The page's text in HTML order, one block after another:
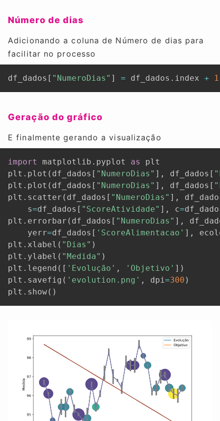
Número de dias
Adicionando a coluna de Número de dias para
facilitar no processo
df_dados [ "NumeroDias" ] = df_dados . index + 1
Geração do gráfico
E finalmente gerando a visualização
import matplotlib . pyplot as
plt
plt . plot ( df_dados [ "NumeroDias" ] , df_dados [
plt . plot ( df_dados [ "NumeroDias" ] , df_dados [
plt . scatter ( df_dados [ "NumeroDias" ] ,
    s
=df_dados [ "ScoreAtividade" ] , c=
plt . errorbar ( df_dados [ "NumeroDias" ] ,
    yerr
=df_dados [ 'ScoreAlimentacao' ] ,
plt . xlabel ( "Dias" )
plt . ylabel ( "Medida" )
plt . legend ( [ 'Evolução' , 'Objetivo' ] )
plt . savefig ( 'evolution.png' , dpi=300 )
plt . show( )